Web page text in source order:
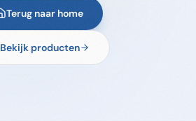
Terug naar home
Bekijk producten